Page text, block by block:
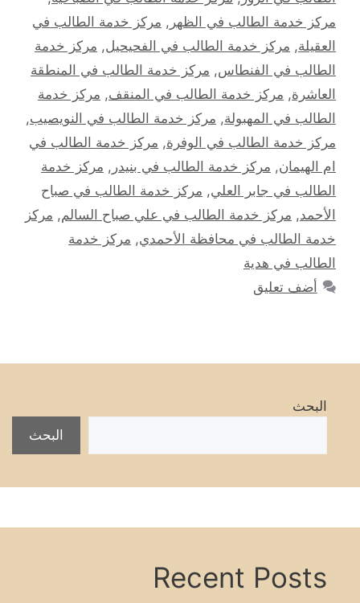
مركز خدمة الطالب في الظهر , مركز خدمة الطالب في
العقيلة, مركز خدمة الطالب في الفحيحيل, مركز خدمة
الطالب في الفنطاس, مركز خدمة الطالب في المنطقة
العاشرة, مركز خدمة الطالب في المنقف, مركز خدمة
الطالب في المهبولة, مركز خدمة الطالب في النويصيب,
مركز خدمة الطالب في الوفرة, مركز خدمة الطالب في
ام الهيمان, مركز خدمة الطالب في بنيدر , مركز خدمة
الطالب في جابر العلي, مركز خدمة الطالب في صباح
الأحمد, مركز خدمة الطالب في علي صباح السالم, مركز
خدمة الطالب في محافظة الأحمدي, مركز خدمة
الطالب في هدية
أضف تعليق
البحث
البحث
Recent Posts